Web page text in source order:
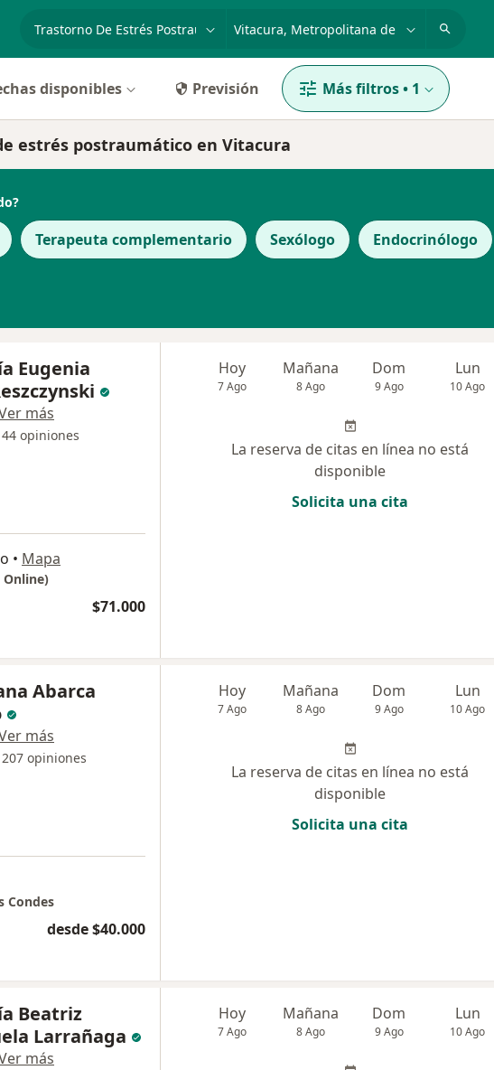
especialidad, enfermedad o nombre
disponibles Previsión Más filtros• 1
estrés postraumático en Vitacura
Terapeuta complementario Sexólogo Endocrinólogo
Eugenia
más
44 opiniones
• Mapa
Online)
$71.000
Hoy
7 Ago
Mañana
8 Ago
Dom
9 Ago
Lun
10 Ago
La reserva de citas en línea no está
disponible
Solicita una cita
Abarca
más
207 opiniones
Condes
desde $40.000
Hoy
7 Ago
Mañana
8 Ago
Dom
9 Ago
Lun
10 Ago
La reserva de citas en línea no está
disponible
Solicita una cita
Beatriz
Larrañaga
más
Hoy
7 Ago
Mañana
8 Ago
Dom
9 Ago
Lun
10 Ago